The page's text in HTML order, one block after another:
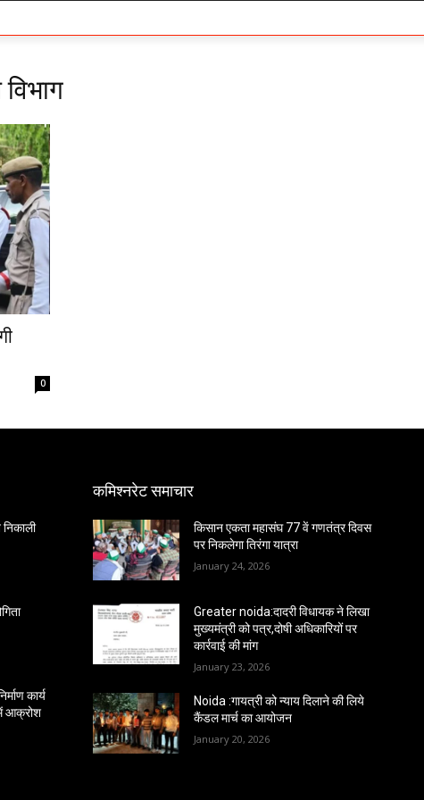
0
कार्य
में आक्रोश
कमिश्नरेट समाचार
किसान एकता महासंघ 77 वें गणतंत्र दिवस
पर निकलेगा तिरंगा यात्रा
January 24, 2026
Greater noida:दादरी विधायक ने लिखा
मुख्यमंत्री को पत्र,दोषी अधिकारियों पर
कार्रवाई की मांग
January 23, 2026
Noida :गायत्री को न्याय दिलाने की लिये
कैंडल मार्च का आयोजन
January 20, 2026